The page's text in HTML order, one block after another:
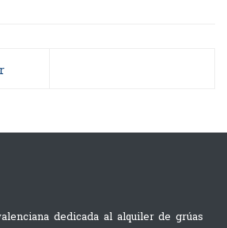
dedicada al alquiler de grúas